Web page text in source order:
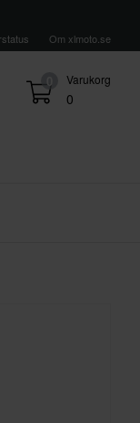
Om xlmoto.se
0 Varukorg
0